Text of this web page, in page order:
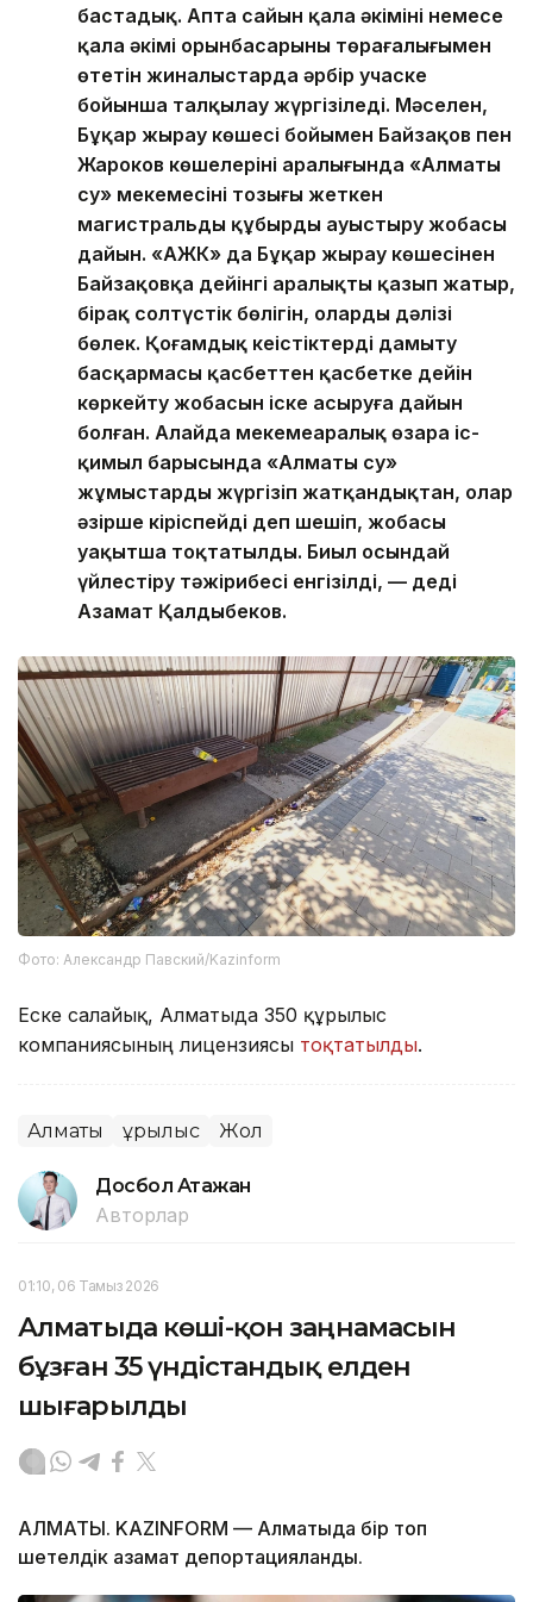
бастадық. Апта сайын қала әкімінің немесе
қала әкімі орынбасарының төрағалығымен
өтетін жиналыстарда әрбір учаске
бойынша талқылау жүргізіледі. Мәселен,
Бұқар жырау көшесі бойымен Байзақов пен
Жароков көшелерінің аралығында «Алматы
су» мекемесінің тозығы жеткен
магистральды құбырды ауыстыру жобасы
дайын. «АЖК» да Бұқар жырау көшесінен
Байзақовқа дейінгі аралықты қазып жатыр,
бірақ солтүстік бөлігін, олардың дәлізі
бөлек. Қоғамдық кеңістіктерді дамыту
басқармасы қасбеттен қасбетке дейін
көркейту жобасын іске асыруға дайын
болған. Алайда мекемеаралық өзара іс-
қимыл барысында «Алматы су»
жұмыстарды жүргізіп жатқандықтан, олар
әзірше кіріспейді деп шешіп, жобасы
уақытша тоқтатылды. Биыл осындай
үйлестіру тәжірибесі енгізілді, — деді
Азамат Қалдыбеков.
Фото: Александр Павский/Kazinform
Еске салайық, Алматыда 350 құрылыс
компаниясының лицензиясы тоқтатылды.
Алматы Құрылыс Жол
Досбол Атажан
Авторлар
01:10, 06 Тамыз 2026
Алматыда көші-қон заңнамасын
бұзған 35 үндістандық елден
шығарылды
АЛМАТЫ. KAZINFORM — Алматыда бір топ
шетелдік азамат депортацияланды.